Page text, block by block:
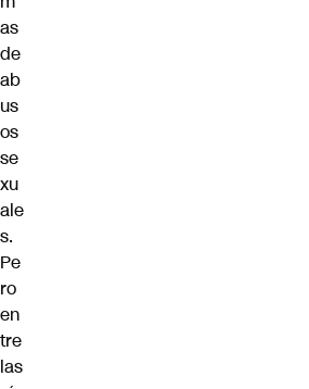
as
de
ab
us
os
se
xu
ale
s.
Pe
ro
en
tre
las